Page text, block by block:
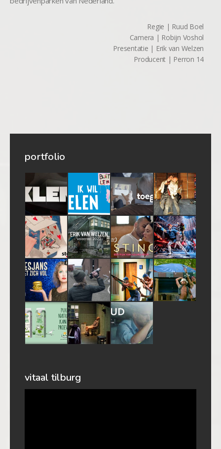
Regie | Ruud Boel
Camera | Robijn Voshol
Presentatie | Erik van Welzen
Producent | Perron 14
portfolio
vitaal tilburg